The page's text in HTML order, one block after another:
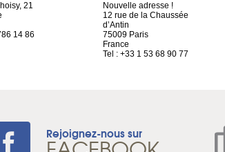
21
14 86
Nouvelle adresse !
12 rue de la Chaussée
d’Antin
75009 Paris
France
Tel : +33 1 53 68 90 77
Rejoignez-nous sur